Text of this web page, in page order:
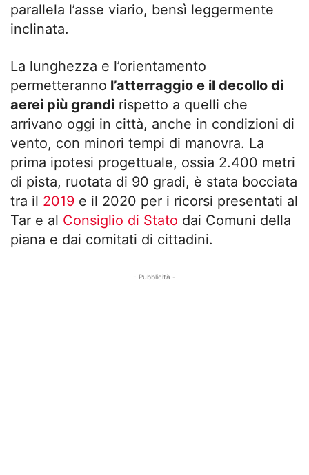
parallela l’asse viario, bensì leggermente
inclinata.
La lunghezza e l’orientamento
permetteranno l’atterraggio e il decollo di
aerei più grandi rispetto a quelli che
arrivano oggi in città, anche in condizioni di
vento, con minori tempi di manovra. La
prima ipotesi progettuale, ossia 2.400 metri
di pista, ruotata di 90 gradi, è stata bocciata
tra il 2019 e il 2020 per i ricorsi presentati al
Tar e al Consiglio di Stato dai Comuni della
piana e dai comitati di cittadini.
- Pubblicità -